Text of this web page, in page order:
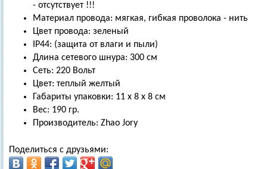
- отсутствует !!!
Материал провода: мягкая, гибкая проволока - нить
Цвет провода: зеленый
IP44: (защита от влаги и пыли)
Длина сетевого шнура: 300 см
Сеть: 220 Вольт
Цвет: теплый желтый
Габариты упаковки: 11 х 8 х 8 см
Вес: 190 гр.
Производитель: Zhao Jory
Поделиться с друзьями: